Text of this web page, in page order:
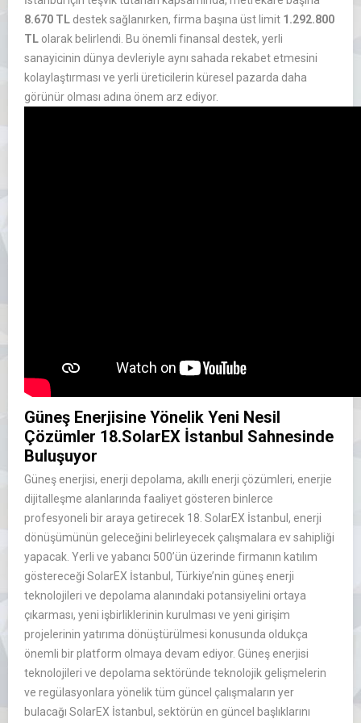
8.670 TL destek sağlanırken, firma başına üst limit 1.292.800
TL olarak belirlendi. Bu önemli finansal destek, yerli
sanayicinin dünya devleriyle aynı sahada rekabet etmesini
kolaylaştırması ve yerli üreticilerin küresel pazarda daha
görünür olması adına önem arz ediyor.
Güneş Enerjisine Yönelik Yeni Nesil
Çözümler 18.SolarEX İstanbul Sahnesinde
Buluşuyor
Güneş enerjisi, enerji depolama, akıllı enerji çözümleri, enerjie
dijitalleşme alanlarında faaliyet gösteren binlerce
profesyoneli bir araya getirecek 18. SolarEX İstanbul, enerji
dönüşümünün geleceğini belirleyecek çalışmalara ev sahipliği
yapacak. Yerli ve yabancı 500’ün üzerinde firmanın katılım
göstereceği SolarEX İstanbul, Türkiye’nin güneş enerji
teknolojileri ve depolama alanındaki potansiyelini ortaya
çıkarması, yeni işbirliklerinin kurulması ve yeni girişim
projelerinin yatırıma dönüştürülmesi konusunda oldukça
önemli bir platform olmaya devam ediyor. Güneş enerjisi
teknolojileri ve depolama sektöründe teknolojik gelişmelerin
ve regülasyonlara yönelik tüm güncel çalışmaların yer
bulacağı SolarEX İstanbul, sektörün en güncel başlıklarını